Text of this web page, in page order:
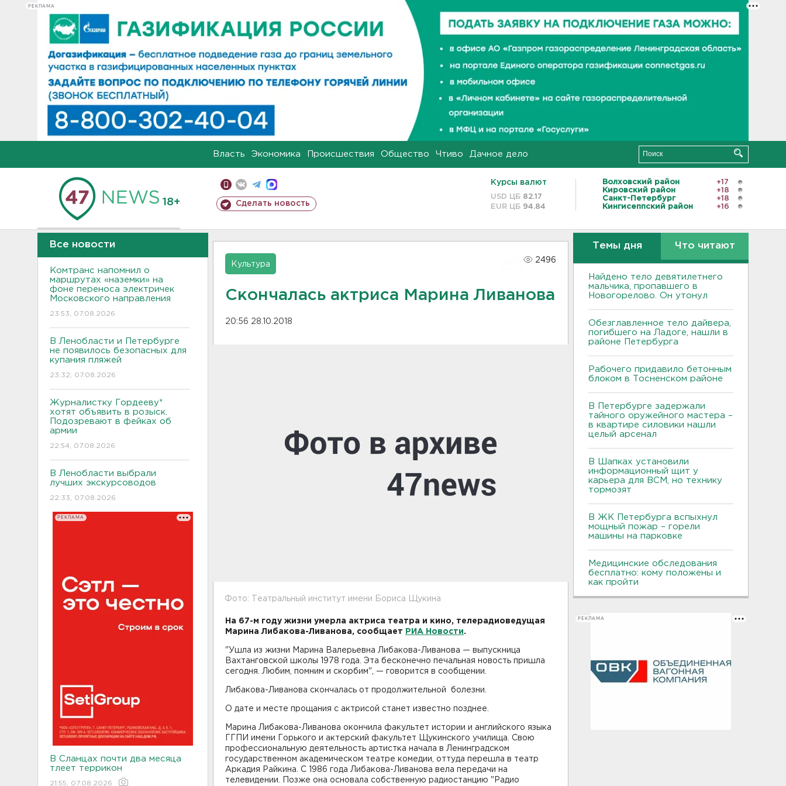
РЕКЛАМА
Власть Экономика Происшествия Общество Чтиво Дачное дело
18+ Сделать новость
Курсы валют
USD ЦБ 82.17
EUR ЦБ 94.84
Волховский район
+17
Кировский район
+18
Санкт-Петербург
+18
Кингисеппский район
+16
Все новости
Комтранс напомнил о
маршрутах «наземки» на
фоне переноса электричек
Московского направления
23:53, 07.08.2026
В Ленобласти и Петербурге
не появилось безопасных для
купания пляжей
23:32, 07.08.2026
Журналистку Гордееву*
хотят объявить в розыск.
Подозревают в фейках об
армии
22:54, 07.08.2026
В Ленобласти выбрали
лучших экскурсоводов
22:33, 07.08.2026
РЕКЛАМА
В Сланцах почти два месяца
тлеет террикон
21:55, 07.08.2026
Культура
2496
Скончалась актриса Марина Ливанова
20:56 28.10.2018
Фото: Театральный институт имени Бориса Щукина
На 67-м году жизни умерла актриса театра и кино, телерадиоведущая
Марина Либакова-Ливанова, сообщает
РИА Новости.
"Ушла из жизни Марина Валерьевна Либакова-Ливанова — выпускница
Вахтанговской школы 1978 года. Эта бесконечно печальная новость пришла
сегодня. Любим, помним и скорбим", — говорится в сообщении.
Либакова-Ливанова скончалась от продолжительной болезни.
О дате и месте прощания с актрисой станет известно позднее.
Марина Либакова-Ливанова окончила факультет истории и английского языка
ГГПИ имени Горького и актерский факультет Щукинского училища. Свою
профессиональную деятельность артистка начала в Ленинградском
государственном академическом театре комедии, оттуда перешла в театр
Аркадия Райкина. С 1986 года Либакова-Ливанова вела передачи на
телевидении. Позже она основала собственную радиостанцию "Радио
Темы дня Что читают
Найдено тело девятилетнего
мальчика, пропавшего в
Новогорелово. Он утонул
Обезглавленное тело дайвера,
погибшего на Ладоге, нашли в
районе Петербурга
Рабочего придавило бетонным
блоком в Тосненском районе
В Петербурге задержали
тайного оружейного мастера –
в квартире силовики нашли
целый арсенал
В Шапках установили
информационный щит у
карьера для ВСМ, но технику
тормозят
В ЖК Петербурга вспыхнул
мощный пожар – горели
машины на парковке
Медицинские обследования
бесплатно: кому положены и
как пройти
РЕКЛАМА